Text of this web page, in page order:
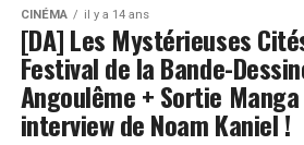
CINÉMA il y a 14 ans
[DA] Les Mystérieuses
Festival de la Bande-
Angoulême + Sortie
interview de Noam Kaniel !